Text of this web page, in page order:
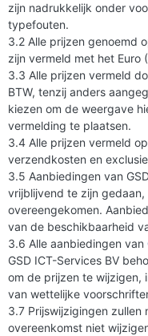
zijn nadrukkelijk onder
typefouten.
3.2 Alle prijzen genoemd
zijn vermeld met het Euro
3.3 Alle prijzen vermeld
BTW, tenzij anders
kiezen om de weergave
vermelding te plaatsen.
3.4 Alle prijzen vermeld
verzendkosten en
3.5 Aanbiedingen van
vrijblijvend te zijn
overeengekomen.
van de beschikbaarheid
3.6 Alle aanbiedingen van
GSD ICT-Services BV
om de prijzen te wijzigen,
van wettelijke
3.7 Prijswijzigingen
overeenkomst niet